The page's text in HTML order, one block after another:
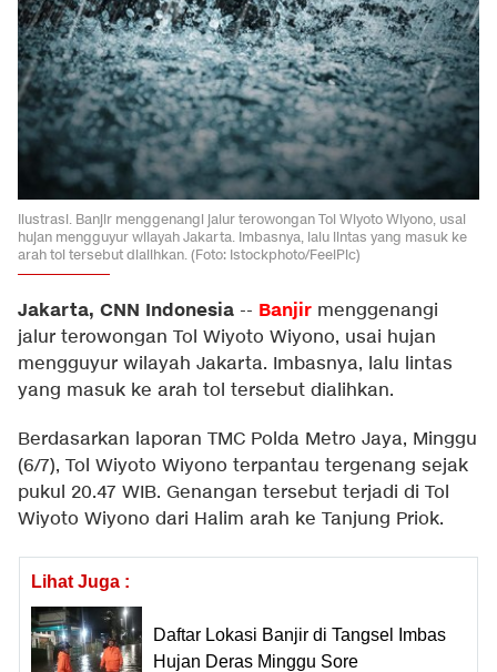
Ilustrasi. Banjir menggenangi jalur terowongan Tol Wiyoto Wiyono, usai
hujan mengguyur wilayah Jakarta. Imbasnya, lalu lintas yang masuk ke
arah tol tersebut dialihkan. (Foto: Istockphoto/FeelPic)
Jakarta, CNN Indonesia -- Banjir menggenangi
jalur terowongan Tol Wiyoto Wiyono, usai hujan
mengguyur wilayah Jakarta. Imbasnya, lalu lintas
yang masuk ke arah tol tersebut dialihkan.
Berdasarkan laporan TMC Polda Metro Jaya, Minggu
(6/7), Tol Wiyoto Wiyono terpantau tergenang sejak
pukul 20.47 WIB. Genangan tersebut terjadi di Tol
Wiyoto Wiyono dari Halim arah ke Tanjung Priok.
Lihat Juga :
Daftar Lokasi Banjir di Tangsel Imbas
Hujan Deras Minggu Sore